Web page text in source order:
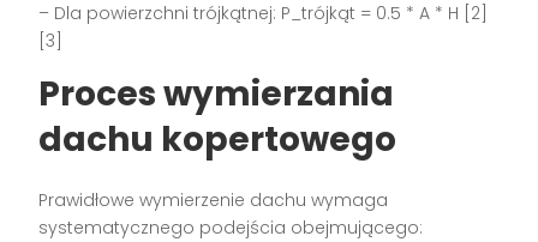
– Dla powierzchni trójkątnej: P_trójkąt = 0.5 * A * H [2]
[3]
Proces wymierzania
dachu kopertowego
Prawidłowe wymierzenie dachu wymaga
systematycznego podejścia obejmującego: